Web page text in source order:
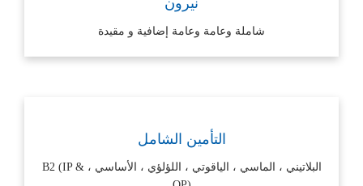
نيرون
شاملة وعامة وعامة إضافية و مقيدة
التأمين الشامل
البلاتيني ، الماسي ، الياقوتي ، اللؤلؤي ، الأساسي ، B2 (IP &